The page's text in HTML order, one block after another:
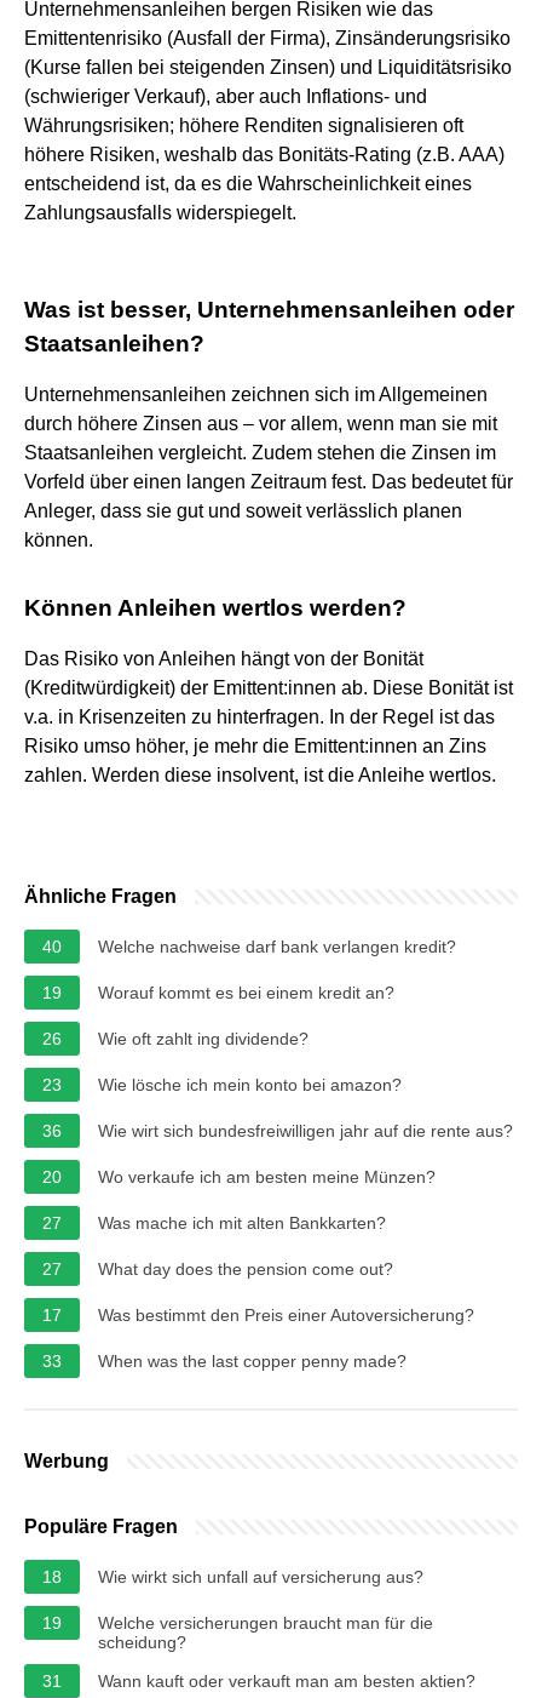
Unternehmensanleihen bergen Risiken wie das
Emittentenrisiko (Ausfall der Firma), Zinsänderungsrisiko
(Kurse fallen bei steigenden Zinsen) und Liquiditätsrisiko
(schwieriger Verkauf), aber auch Inflations- und
Währungsrisiken; höhere Renditen signalisieren oft
höhere Risiken, weshalb das Bonitäts-Rating (z.B. AAA)
entscheidend ist, da es die Wahrscheinlichkeit eines
Zahlungsausfalls widerspiegelt.
Was ist besser, Unternehmensanleihen oder
Staatsanleihen?
Unternehmensanleihen zeichnen sich im Allgemeinen
durch höhere Zinsen aus – vor allem, wenn man sie mit
Staatsanleihen vergleicht. Zudem stehen die Zinsen im
Vorfeld über einen langen Zeitraum fest. Das bedeutet für
Anleger, dass sie gut und soweit verlässlich planen
können.
Können Anleihen wertlos werden?
Das Risiko von Anleihen hängt von der Bonität
(Kreditwürdigkeit) der Emittent:innen ab. Diese Bonität ist
v.a. in Krisenzeiten zu hinterfragen. In der Regel ist das
Risiko umso höher, je mehr die Emittent:innen an Zins
zahlen. Werden diese insolvent, ist die Anleihe wertlos.
Ähnliche Fragen
40 Welche nachweise darf bank verlangen kredit?
19 Worauf kommt es bei einem kredit an?
26 Wie oft zahlt ing dividende?
23 Wie lösche ich mein konto bei amazon?
36 Wie wirt sich bundesfreiwilligen jahr auf die rente aus?
20 Wo verkaufe ich am besten meine Münzen?
27 Was mache ich mit alten Bankkarten?
27 What day does the pension come out?
17 Was bestimmt den Preis einer Autoversicherung?
33 When was the last copper penny made?
Werbung
Populäre Fragen
18 Wie wirkt sich unfall auf versicherung aus?
19
Welche versicherungen braucht man für die
scheidung?
31
Wann kauft oder verkauft man am besten aktien?